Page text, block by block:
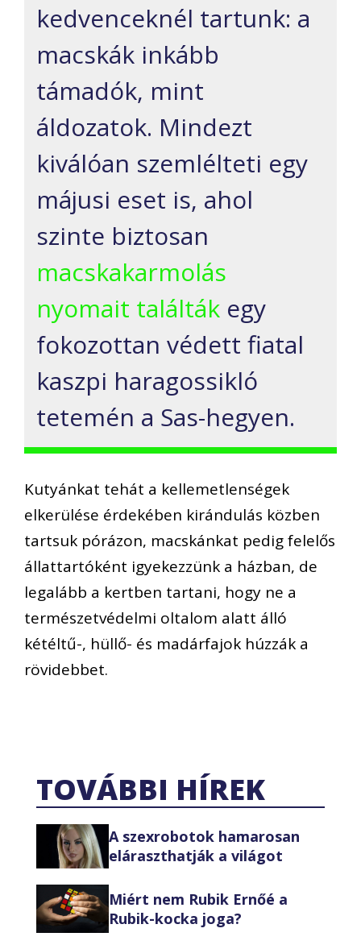
kedvenceknél tartunk: a
macskák inkább
támadók, mint
áldozatok. Mindezt
kiválóan szemlélteti egy
májusi eset is, ahol
szinte biztosan
macskakarmolás
nyomait találták egy
fokozottan védett fiatal
kaszpi haragossikló
tetemén a Sas-hegyen.
Kutyánkat tehát a kellemetlenségek
elkerülése érdekében kirándulás közben
tartsuk pórázon, macskánkat pedig felelős
állattartóként igyekezzünk a házban, de
legalább a kertben tartani, hogy ne a
természetvédelmi oltalom alatt álló
kétéltű-, hüllő- és madárfajok húzzák a
rövidebbet.
TOVÁBBI HÍREK
A szexrobotok hamarosan
eláraszthatják a világot
Miért nem Rubik Ernőé a
Rubik-kocka joga?